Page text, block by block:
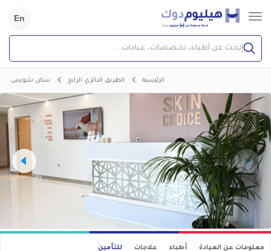
En
إبحث عن أطباء، تخصصات، عيادات...
الرئيسية الطريق الدائري الرابع سكن شويس
معلومات عن العيادة أطباء علاجات للتأمين